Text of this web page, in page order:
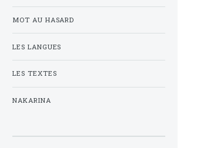
MOT AU HASARD
LES LANGUES
LES TEXTES
NAKARINA